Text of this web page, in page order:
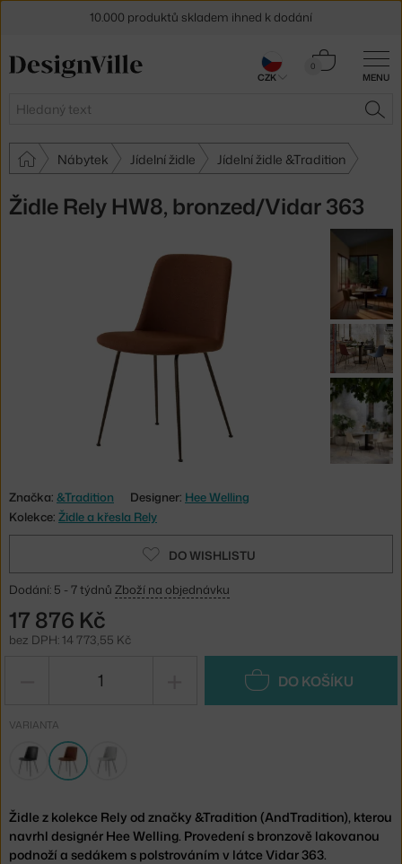
MENU
Hledat
0
Košík
Nábytek Jídelní židle Jídelní židle &Tradition
Židle Rely HW8, bronzed/Vidar 363
Značka: &Tradition Designer: Hee Welling
Kolekce: Židle a křesla Rely
DO WISHLISTU
Dodání: 5 - 7 týdnů Zboží na objednávku
17 876 Kč
bez DPH: 14 773,55 Kč
DO KOŠÍKU
VARIANTA
Židle z kolekce Rely od značky &Tradition (AndTradition), kterou
navrhl designér Hee Welling. Provedení s bronzově lakovanou
podnoží a sedákem s polstrováním v látce Vidar 363.
10.000 produktů skladem ihned k dodání
Sleva 5 % pro odběratele
CZK